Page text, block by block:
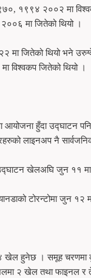
१९९४ २००२ मा
मा जितेको थियो ।
मा जितेको थियो भने
विश्वकप जितेको थियो ।
हुँदा उद्घाटन
लाइनअप नै
खेलअघि जुन ११
टोरन्टोमा जुन १२
खेल हुनेछ । समूह
२ खेल तथा फाइनल